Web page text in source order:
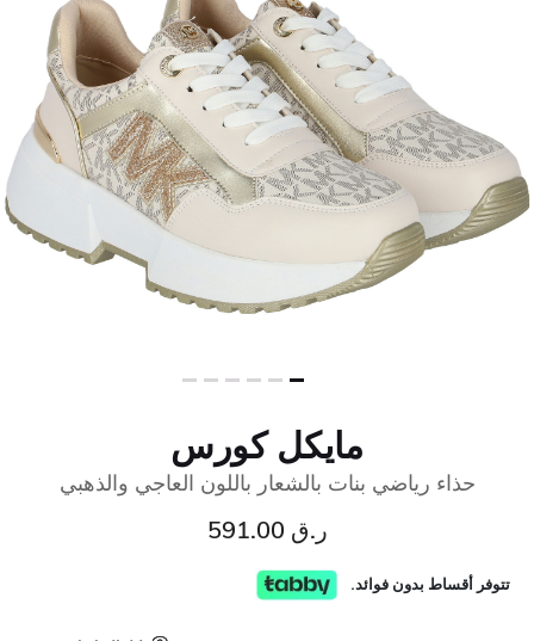
مايكل كورس
حذاء رياضي بنات بالشعار باللون العاجي والذهبي
ر.ق 591.00
تتوفر أقساط بدون فوائد.